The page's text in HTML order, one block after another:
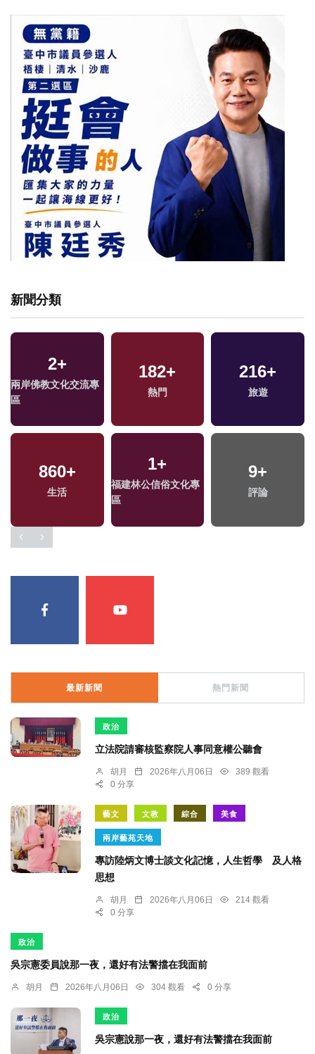
新聞分類
2+
兩岸佛教文化交流專
區
182+
熱門
216+
旅遊
860+
生活
1+
福建林公信俗文化專
區
9+
評論
最新新聞 熱門新聞
政治
立法院請審核監察院人事同意權公聽會
胡月 2026年八月06日
389 觀看
0 分享
藝文 文教 綜合 美食
兩岸藝苑天地
專訪陸炳文博士談文化記憶，人生哲學 及人格
思想
胡月 2026年八月06日
214 觀看
0 分享
政治
吳宗憲委員說那一夜，還好有法警擋在我面前
胡月 2026年八月06日 304 觀看 0 分享
政治
吳宗憲說那一夜，還好有法警擋在我面前